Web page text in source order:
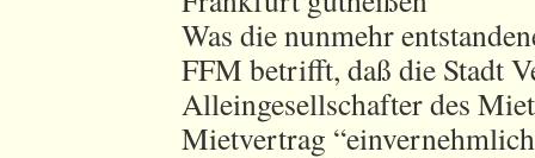
Was die nunmehr
FFM betrifft, daß die Stadt
Alleingesellschafter des
Mietvertrag